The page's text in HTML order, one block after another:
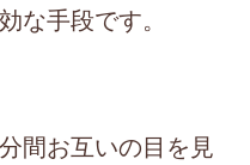
な手段です。
間お互いの目を見